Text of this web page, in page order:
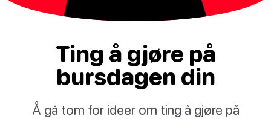
Ting å gjøre på
bursdagen din
Å gå tom for ideer om ting å gjøre på